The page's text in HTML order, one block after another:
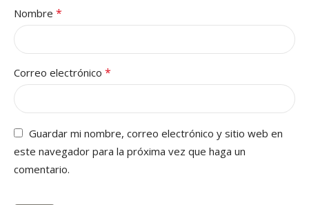
Nombre *
Correo electrónico *
Guardar mi nombre, correo electrónico y sitio web en
este navegador para la próxima vez que haga un
comentario.